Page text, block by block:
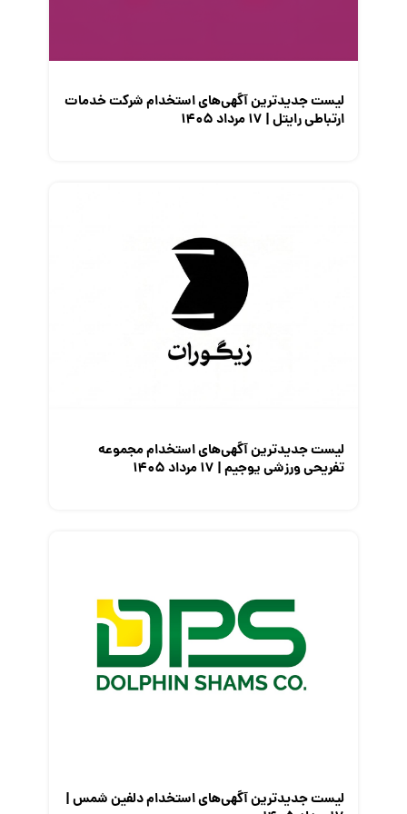
لیست جدیدترین آگهی‌های استخدام شرکت خدمات
ارتباطی رایتل | ۱۷ مرداد ۱۴۰۵
لیست جدیدترین آگهی‌های استخدام مجموعه
تفریحی ورزشی یوجیم | ۱۷ مرداد ۱۴۰۵
لیست جدیدترین آگهی‌های استخدام دلفین شمس |